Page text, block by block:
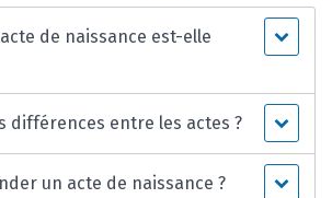
de naissance est-elle
différences entre les actes ?
un acte de naissance ?